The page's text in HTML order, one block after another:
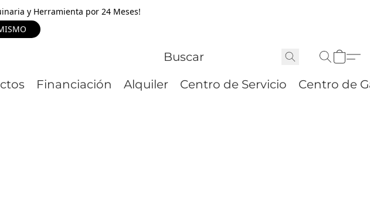
y Herramienta por 24 Meses!
Financiación Alquiler Centro de Servicio Centro de